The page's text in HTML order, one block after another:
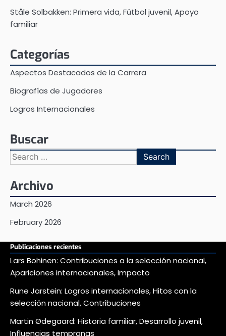
Ståle Solbakken: Primera vida, Fútbol juvenil, Apoyo
familiar
Categorías
Aspectos Destacados de la Carrera
Biografías de Jugadores
Logros Internacionales
Buscar
Search
for:
Archivo
March 2026
February 2026
Publicaciones recientes
Lars Bohinen: Contribuciones a la selección nacional,
Apariciones internacionales, Impacto
Rune Jarstein: Logros internacionales, Hitos con la
selección nacional, Contribuciones
Martin Ødegaard: Historia familiar, Desarrollo juvenil,
Influencias tempranas